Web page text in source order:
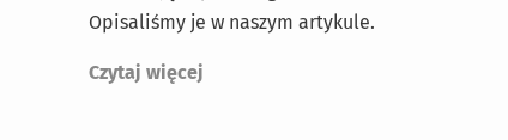
Opisaliśmy je w naszym artykule.
Czytaj więcej